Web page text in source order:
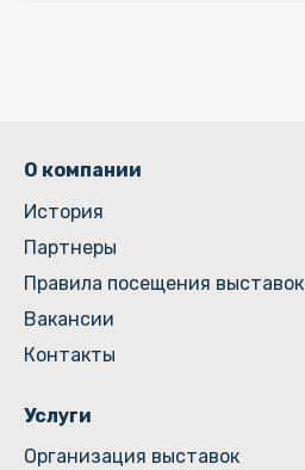
О компании
История
Партнеры
Правила посещения выставок
Вакансии
Контакты
Услуги
Организация выставок